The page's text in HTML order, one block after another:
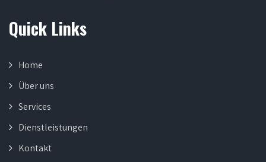
Quick Links
Home
Über uns
Services
Dienstleistungen
Kontakt